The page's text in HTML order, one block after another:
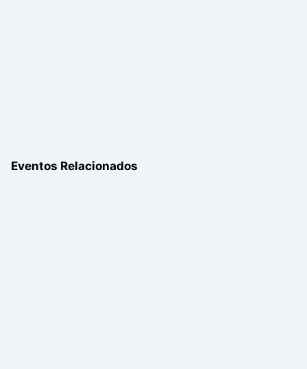
Eventos Relacionados